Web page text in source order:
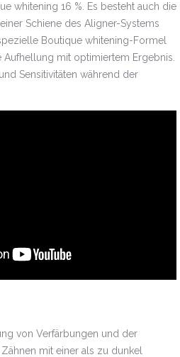
whitening 16 %. Es besteht auch die
Schiene des Aligner-Systems
Boutique whitening-Formel
mit optimiertem Ergebnis.
Sensitivitäten während der
von Verfärbungen und der
mit einer als zu dunkel